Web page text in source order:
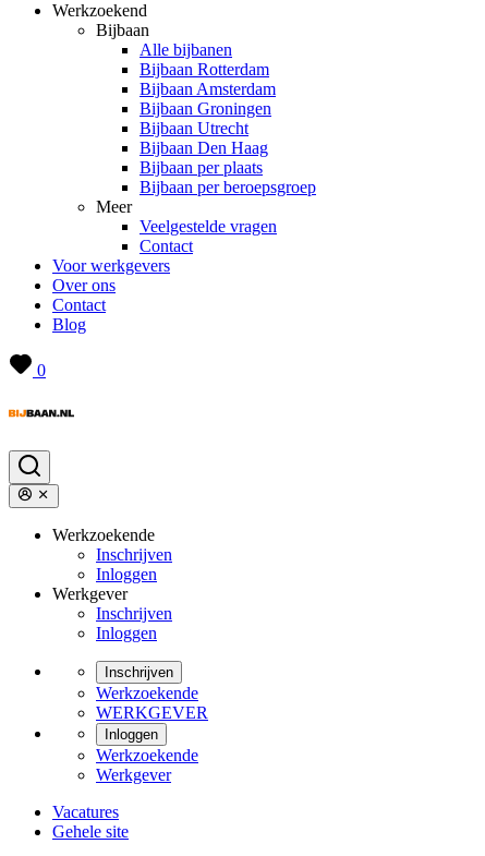
Werkzoekend
Bijbaan
Alle bijbanen
Bijbaan Rotterdam
Bijbaan Amsterdam
Bijbaan Groningen
Bijbaan Utrecht
Bijbaan Den Haag
Bijbaan per plaats
Bijbaan per beroepsgroep
Meer
Veelgestelde vragen
Contact
Voor werkgevers
Over ons
Contact
Blog
0
Werkzoekende
Inschrijven
Inloggen
Werkgever
Inschrijven
Inloggen
Inschrijven
Werkzoekende
WERKGEVER
Inloggen
Werkzoekende
Werkgever
Vacatures
Gehele site